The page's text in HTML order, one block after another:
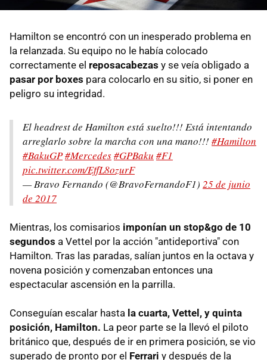
Hamilton se encontró con un inesperado problema en
la relanzada. Su equipo no le había colocado
correctamente el reposacabezas y se veía obligado a
pasar por boxes para colocarlo en su sitio, si poner en
peligro su integridad.
El headrest de Hamilton está suelto!!! Está intentando
arreglarlo sobre la marcha con una mano!!! #Hamilton
#BakuGP#Mercedes#GPBaku #F1
pic.twitter.com/EffL8ozurF
— Bravo Fernando (@BravoFernandoF1) 25 de junio
de 2017
Mientras, los comisarios imponían un stop&go de 10
segundos a Vettel por la acción "antideportiva" con
Hamilton. Tras las paradas, salían juntos en la octava y
novena posición y comenzaban entonces una
espectacular ascensión en la parrilla.
Conseguían escalar hasta la cuarta, Vettel, y quinta
posición, Hamilton. La peor parte se la llevó el piloto
británico que, después de ir en primera posición, se vio
superado de pronto por el Ferrari y después de la